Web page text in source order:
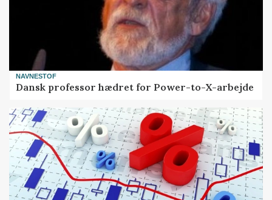
NAVNESTOF
Dansk professor hædret for Power-to-X-arbejde